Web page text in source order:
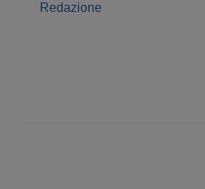
Redazione